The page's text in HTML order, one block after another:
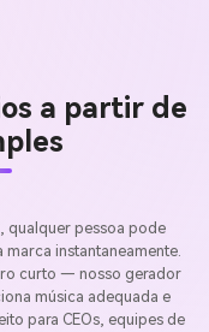
a partir de
qualquer pessoa pode
instantaneamente.
curto — nosso gerador
música adequada e
para CEOs, equipes de